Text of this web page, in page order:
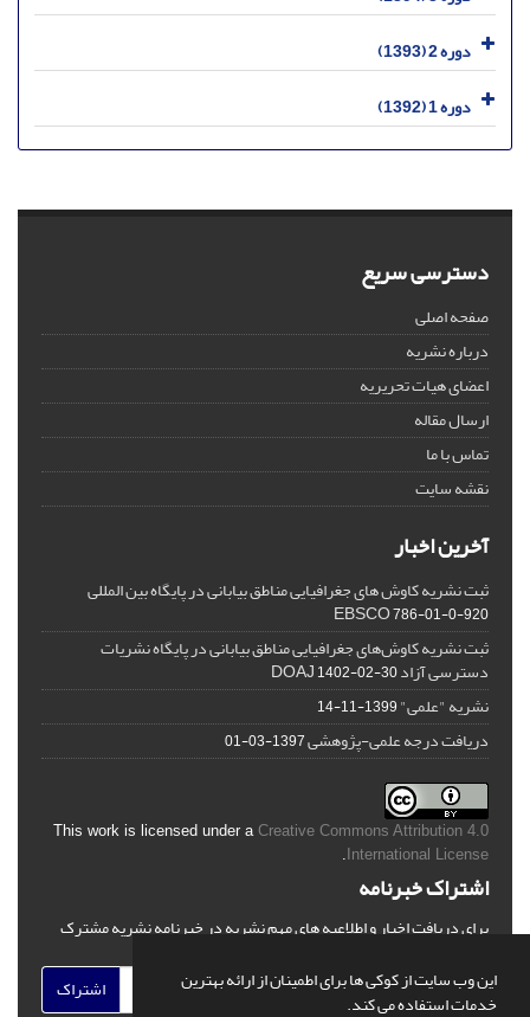
این وب سایت از کوکی ها برای اطمینان از ارائه بهترین
خدمات استفاده می کند.
دوره 2 (1393)
دوره 1 (1392)
دسترسی سریع
صفحه اصلی
درباره نشریه
اعضای هیات تحریریه
ارسال مقاله
تماس با ما
نقشه سایت
آخرین اخبار
ثبت نشریه کاوش های جغرافیایی مناطق بیابانی در پایگاه بین المللی
EBSCO786-01-0-920
ثبت نشریه کاوش‌های جغرافیایی مناطق بیابانی در پایگاه نشریات
دسترسی آزاد DOAJ1402-02-30
نشریه "علمی"1399-11-14
دریافت درجه علمی-پژوهشی1397-03-01
This work is licensed under a Creative Commons Attribution 4.0
International License
.
اشتراک خبرنامه
برای دریافت اخبار و اطلاعیه های مهم نشریه در خبرنامه نشریه مشترک
اشتراک